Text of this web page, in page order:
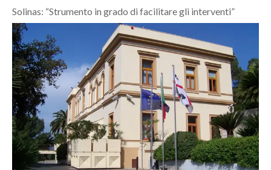
CRONACA
ITALIA
MONDO
POLITICA
ECONOMIA
SERVIZI ALLE IMPRESE
LAVORO
Solinas: “Strumento in grado di facilitare gli interventi”